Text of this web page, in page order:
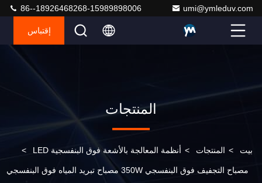
umi@ymleduv.com
86--18926468268-15989898006
إقتباس
المنتجات
بيت > المنتجات > أنظمة المعالجة بالأشعة فوق البنفسجية LED >
مصباح التجفيف فوق البنفسجي 350W مصباح تبريد المياه فوق البنفسجي